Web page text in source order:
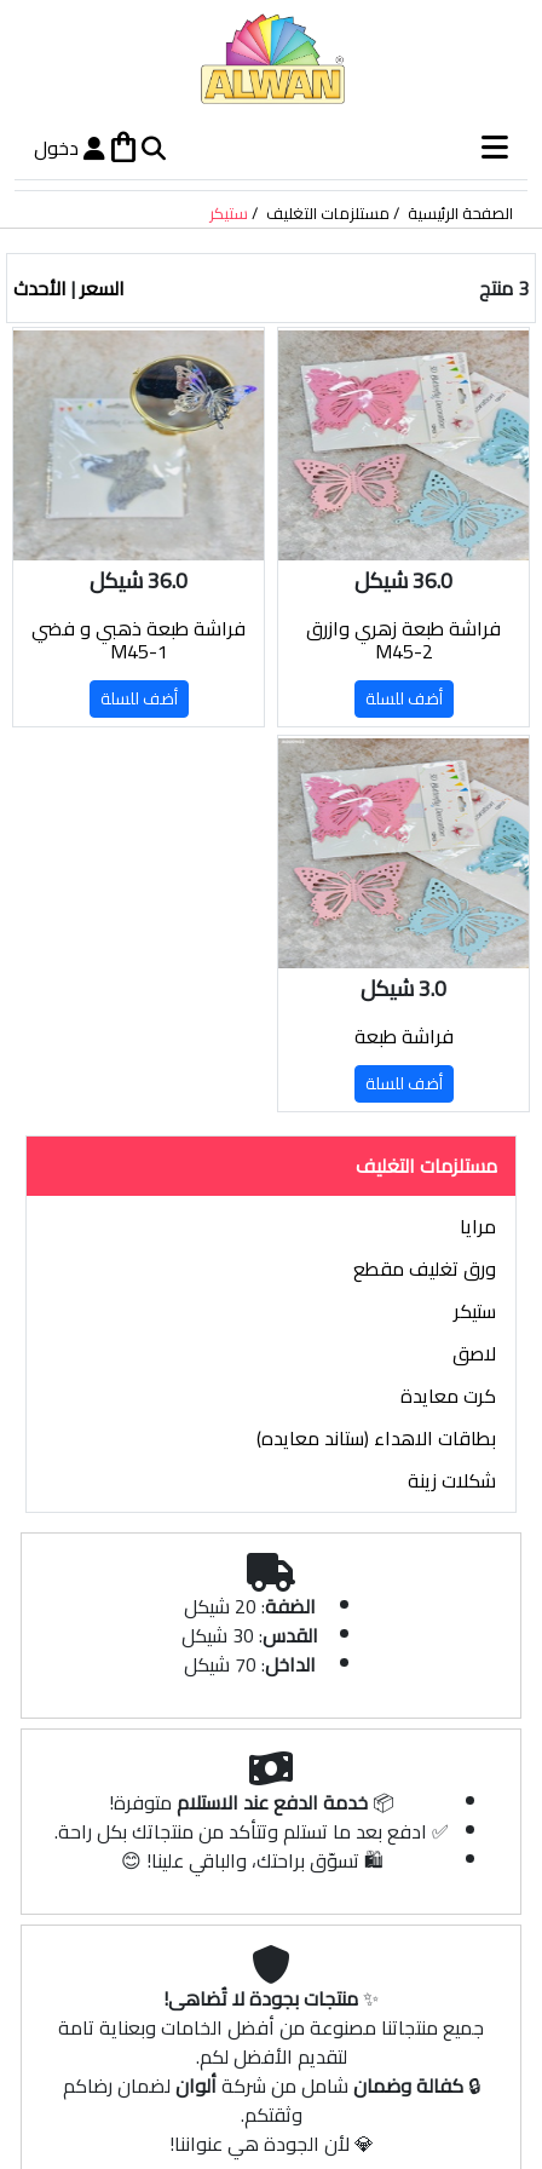
shopping_bag دخول
الصفحة الرئيسية مستلزمات التغليف ستيكر
3 منتج السعر|الأحدث
36.0 شيكل
فراشة طبعة زهري وازرق
M45-2
أضف للسلة
36.0 شيكل
فراشة طبعة ذهبي و فضي
M45-1
أضف للسلة
3.0 شيكل
فراشة طبعة
أضف للسلة
مستلزمات التغليف
مرايا
ورق تغليف مقطع
ستيكر
لاصق
كرت معايدة
بطاقات الاهداء (ستاند معايده)
شكلات زينة
الضفة: 20 شيكل
القدس: 30 شيكل
الداخل: 70 شيكل
📦خدمة الدفع عند الاستلاممتوفرة!
✅ ادفع بعد ما تستلم وتتأكد من منتجاتك بكل راحة.
🛍️ تسوّق براحتك، والباقي علينا! 😊
✨منتجات بجودة لا تُضاهى!
جميع منتجاتنا مصنوعة من أفضل الخامات وبعناية تامة
لتقديم الأفضل لكم.
🔒كفالة وضمانشامل من شركةألوانلضمان رضاكم
وثقتكم.
💎 لأن الجودة هي عنواننا!